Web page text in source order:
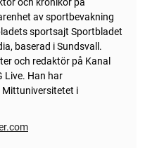
av sportbevakning
sportsajt Sportbladet
baserad i Sundsvall.
och redaktör på Kanal
Live. Han har
Mittuniversitetet i